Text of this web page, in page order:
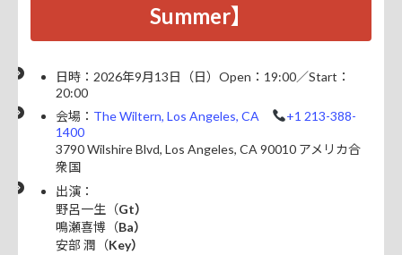
Summer】
日時：2026年9月13日（日）Open：19:00／Start：
20:00
会場： The Wiltern, Los Angeles, CA
+1 213-388-
1400
3790 Wilshire Blvd, Los Angeles, CA 90010 アメリカ合
衆国
出演：
野呂一生（Gt）
鳴瀬喜博（Ba）
安部 潤（Key）